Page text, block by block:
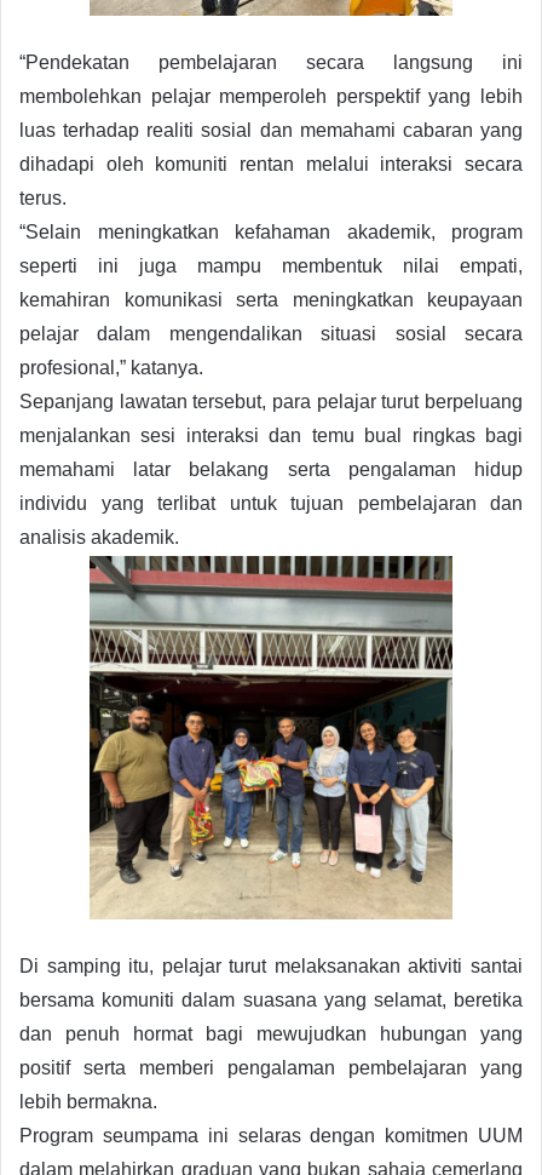
“Pendekatan pembelajaran secara langsung ini
membolehkan pelajar memperoleh perspektif yang lebih
luas terhadap realiti sosial dan memahami cabaran yang
dihadapi oleh komuniti rentan melalui interaksi secara
terus.
“Selain meningkatkan kefahaman akademik, program
seperti ini juga mampu membentuk nilai empati,
kemahiran komunikasi serta meningkatkan keupayaan
pelajar dalam mengendalikan situasi sosial secara
profesional,” katanya.
Sepanjang lawatan tersebut, para pelajar turut berpeluang
menjalankan sesi interaksi dan temu bual ringkas bagi
memahami latar belakang serta pengalaman hidup
individu yang terlibat untuk tujuan pembelajaran dan
analisis akademik.
Di samping itu, pelajar turut melaksanakan aktiviti santai
bersama komuniti dalam suasana yang selamat, beretika
dan penuh hormat bagi mewujudkan hubungan yang
positif serta memberi pengalaman pembelajaran yang
lebih bermakna.
Program seumpama ini selaras dengan komitmen UUM
dalam melahirkan graduan yang bukan sahaja cemerlang